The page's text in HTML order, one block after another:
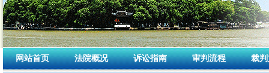
网站首页 法院概况 诉讼指南 审判流程 裁